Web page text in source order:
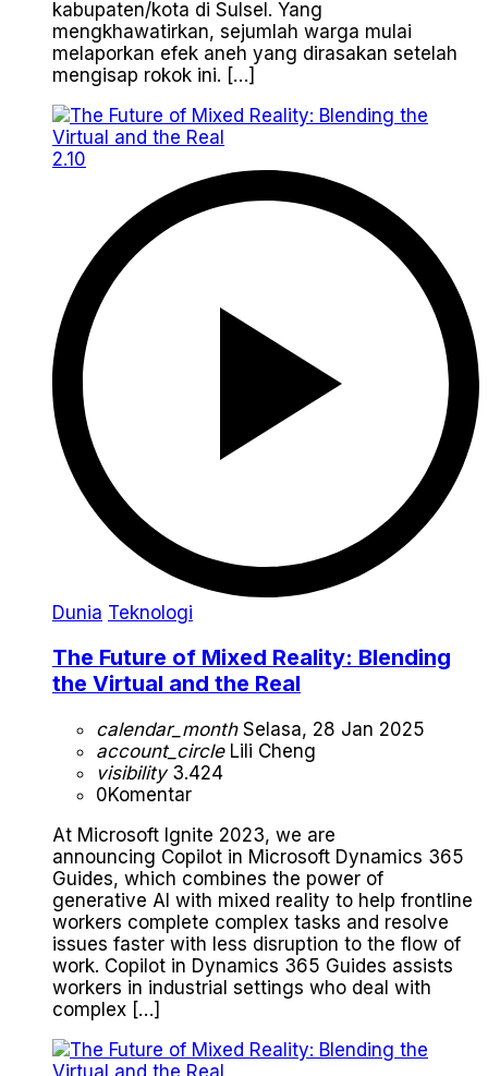
kabupaten/kota di Sulsel. Yang
mengkhawatirkan, sejumlah warga mulai
melaporkan efek aneh yang dirasakan setelah
mengisap rokok ini. […]
2.10
Dunia Teknologi
The Future of Mixed Reality: Blending
the Virtual and the Real
calendar_monthSelasa, 28 Jan 2025
account_circleLili Cheng
visibility3.424
0Komentar
At Microsoft Ignite 2023, we are
announcing Copilot in Microsoft Dynamics 365
Guides, which combines the power of
generative AI with mixed reality to help frontline
workers complete complex tasks and resolve
issues faster with less disruption to the flow of
work. Copilot in Dynamics 365 Guides assists
workers in industrial settings who deal with
complex […]